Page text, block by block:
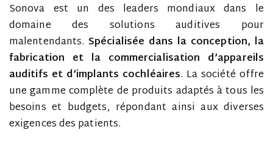
Sonova est un des leaders mondiaux dans le
domaine des solutions auditives pour
malentendants.Spécialisée dans la conception, la
fabrication et la commercialisation d’appareils
auditifs et d’implants cochléaires. La société offre
une gamme complète de produits adaptés à tous les
besoins et budgets, répondant ainsi aux diverses
exigences des patients.